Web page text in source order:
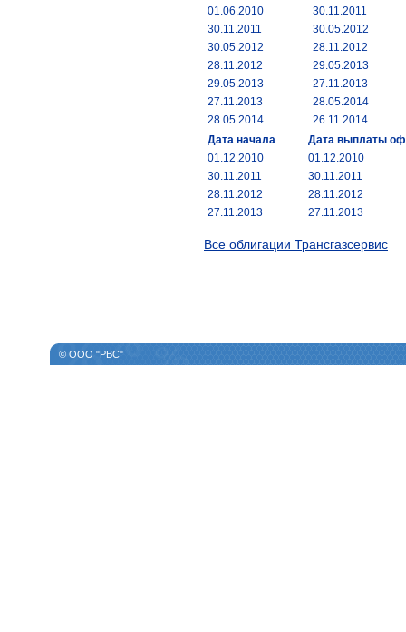
01.06.2010
30.11.2011
30.11.2011
30.05.2012
30.05.2012
28.11.2012
28.11.2012
29.05.2013
29.05.2013
27.11.2013
27.11.2013
28.05.2014
28.05.2014
26.11.2014
Дата начала
Дата выплаты
01.12.2010
01.12.2010
30.11.2011
30.11.2011
28.11.2012
28.11.2012
27.11.2013
27.11.2013
Все облигации Трансгазсервис
© ООО "РВС"